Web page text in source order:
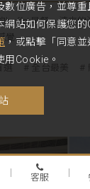
buffet早餐、清爽的
覺
數位廣告，並尊
網站如何保護您
，或點擊「同意
用Cookie。
客服